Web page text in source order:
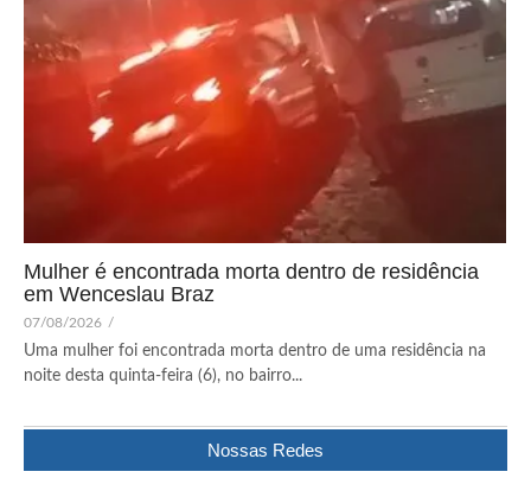
Mulher é encontrada morta dentro de residência
em Wenceslau Braz
07/08/2026 /
Uma mulher foi encontrada morta dentro de uma residência na
noite desta quinta-feira (6), no bairro...
Nossas Redes